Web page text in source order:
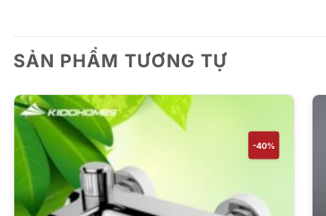
SẢN PHẨM TƯƠNG TỰ
-40%